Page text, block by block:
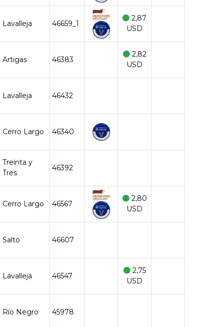
Lavalleja 46659_1
2,87
USD
Artigas 46383
2,82
USD
Lavalleja 46432
Cerro Largo 46340
Treinta y
Tres
46392
Cerro Largo 46567
2,80
USD
Salto 46607
Lavalleja 46547
2,75
USD
Río Negro 45978